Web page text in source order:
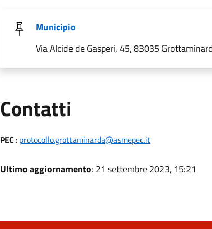
Municipio
Via Alcide de Gasperi, 45, 83035
Contatti
PEC : protocollo.grottaminarda@asmepec.it
Ultimo aggiornamento: 21 settembre 2023, 15:21